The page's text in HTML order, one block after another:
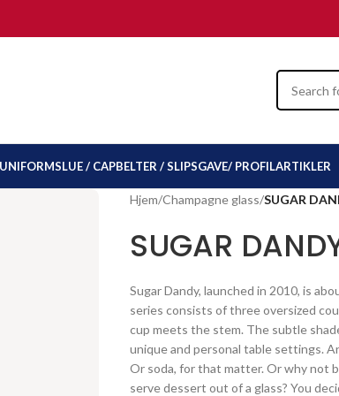
UNIFORMSLUE / CAPBELTER / SLIPSGAVE/ PROFILARTIKLER
Hjem/Champagne glass/SUGAR
SUGAR
Sugar Dandy, launched in 2010, is
series consists of three oversized
cup meets the stem. The subtle
unique and personal table settings.
Or soda, for that matter. Or why not
serve dessert out of a glass? You